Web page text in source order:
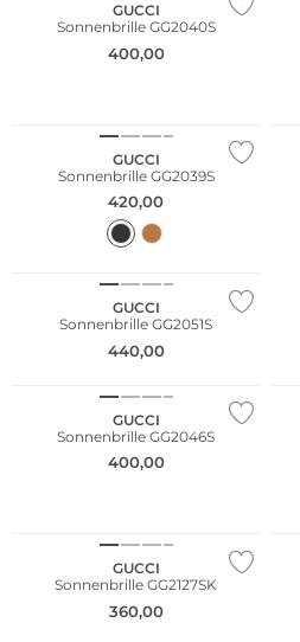
GUCCI
Sonnenbrille GG2040S
400,00
GUCCI
Sonnenbrille GG2039S
420,00
GUCCI
Sonnenbrille GG2051S
440,00
GUCCI
Sonnenbrille GG2046S
400,00
GUCCI
Sonnenbrille GG2127SK
360,00